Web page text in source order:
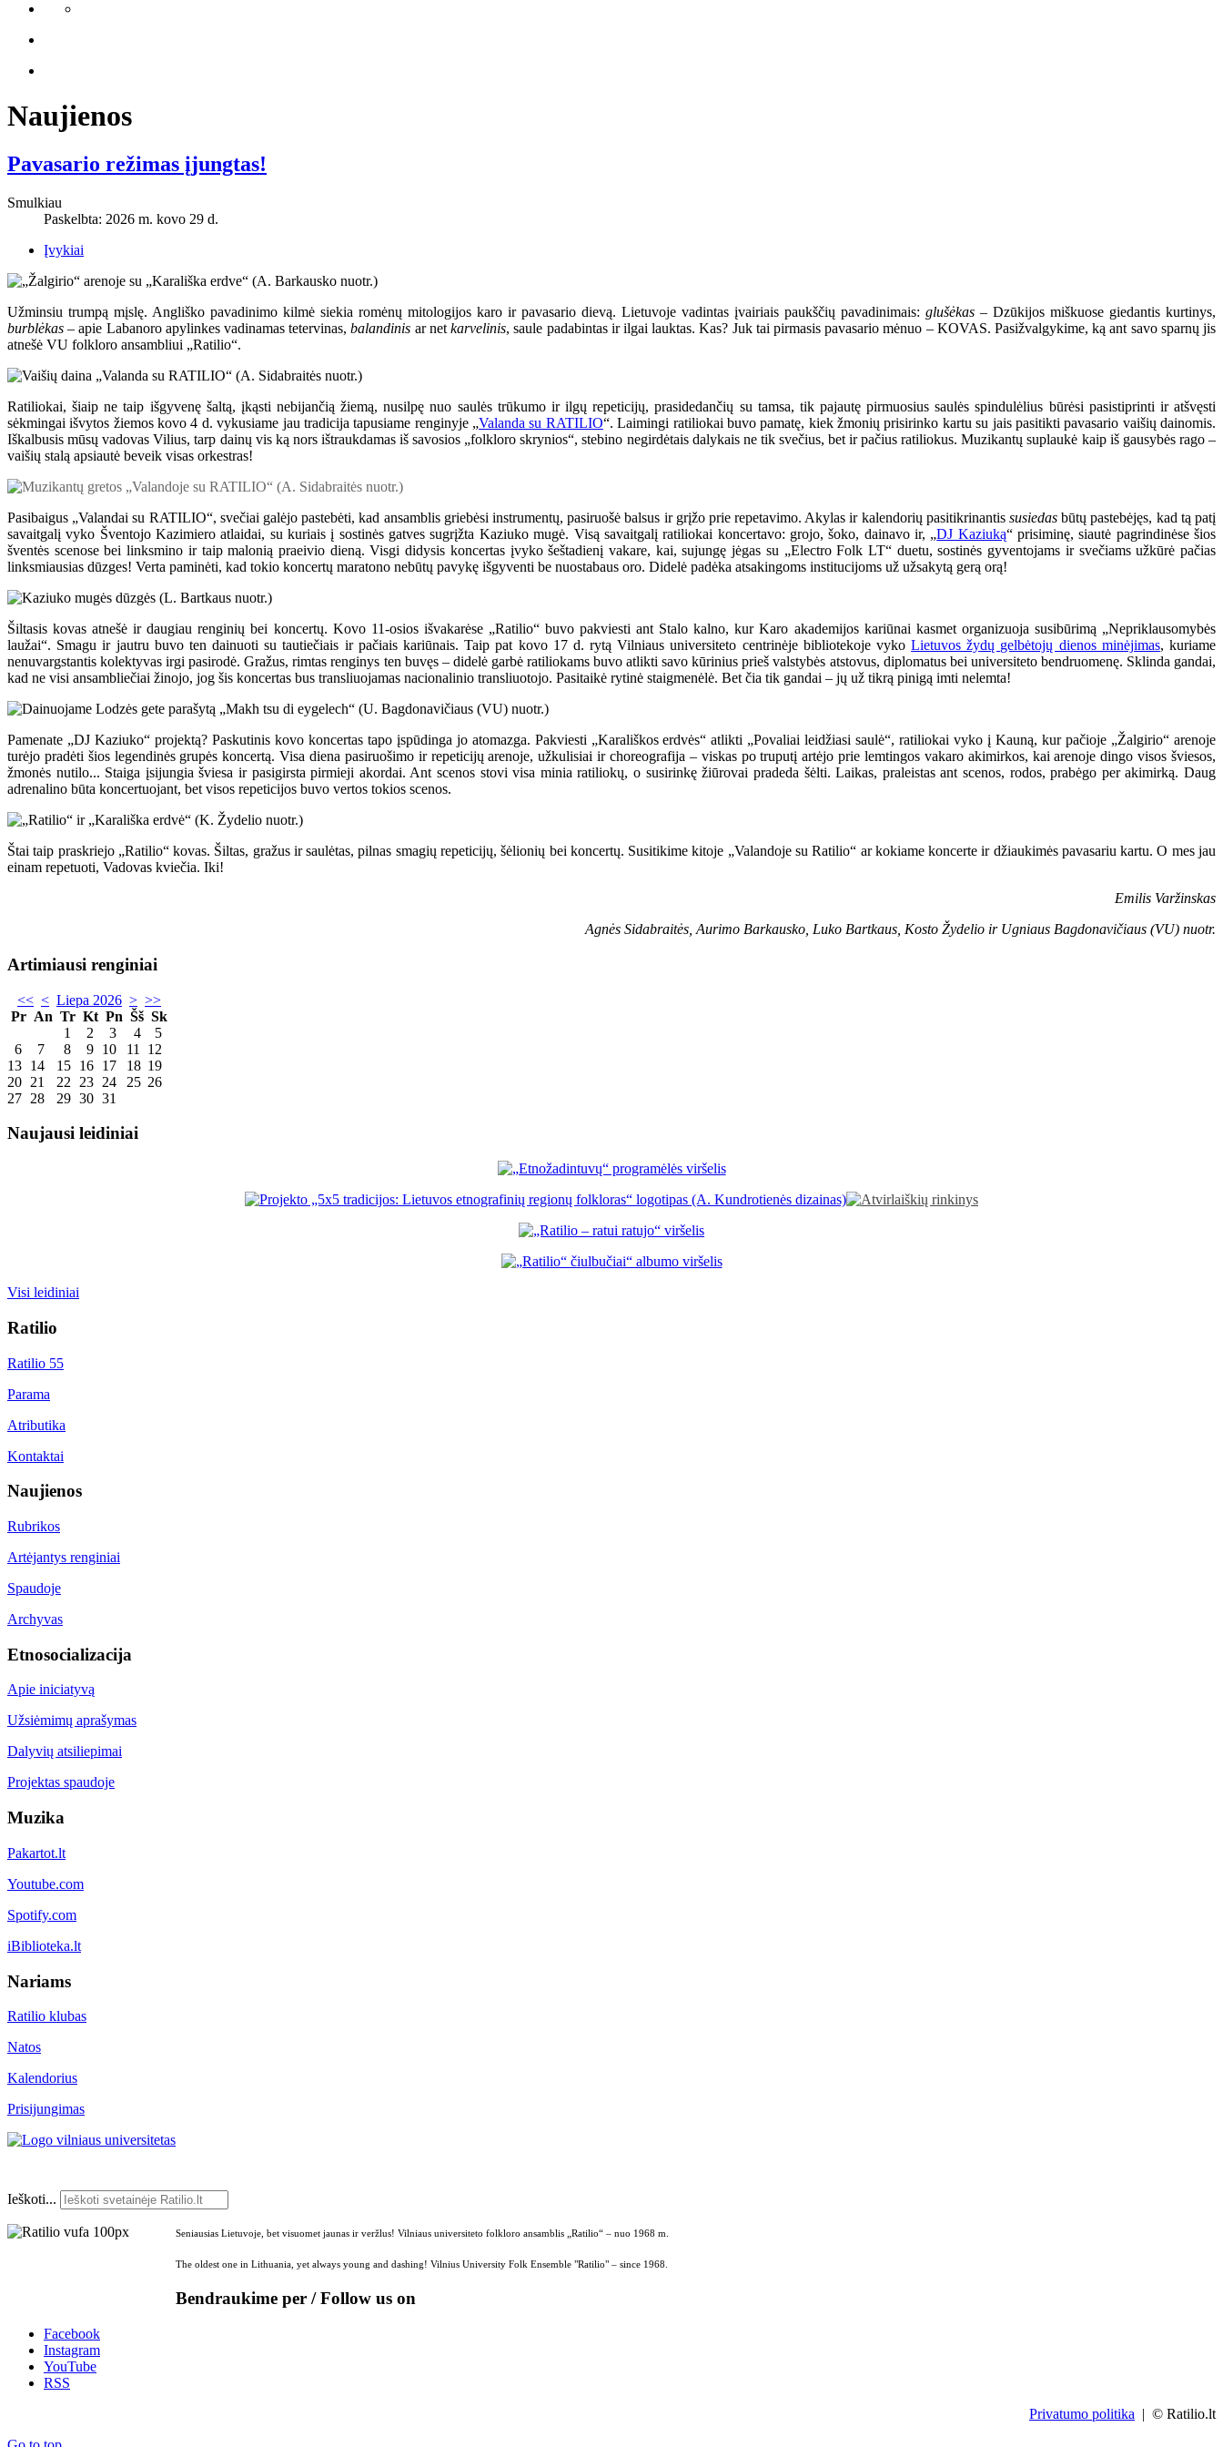
Naujienos
Pavasario režimas įjungtas!
Smulkiau
Paskelbta: 2026 m. kovo 29 d.
Įvykiai
Užminsiu trumpą mįslę. Angliško pavadinimo kilmė siekia romėnų mitologijos karo ir pavasario dievą. Lietuvoje vadintas įvairiais paukščių pavadinimais: glušėkas – Dzūkijos miškuose giedantis kurtinys,
burblėkas– apie Labanoro apylinkes vadinamas tetervinas,balandinis ar netkarvelinis, saule padabintas ir ilgai lauktas. Kas? Juk tai pirmasis pavasario mėnuo – KOVAS. Pasižvalgykime, ką ant savo sparnų jis
atnešė VU folkloro ansambliui „Ratilio“.
Ratiliokai, šiaip ne taip išgyvenę šaltą, įkąsti nebijančią žiemą, nusilpę nuo saulės trūkumo ir ilgų repeticijų, prasidedančių su tamsa, tik pajautę pirmuosius saulės spindulėlius būrėsi pasistiprinti ir atšvęsti
sėkmingai išvytos žiemos kovo 4 d. vykusiame jau tradicija tapusiame renginyje „Valanda su RATILIO“. Laimingi ratiliokai buvo pamatę, kiek žmonių prisirinko kartu su jais pasitikti pavasario vaišių dainomis.
Iškalbusis mūsų vadovas Vilius, tarp dainų vis ką nors ištraukdamas iš savosios „folkloro skrynios“, stebino negirdėtais dalykais ne tik svečius, bet ir pačius ratiliokus. Muzikantų suplaukė kaip iš gausybės rago –
vaišių stalą apsiautė beveik visas orkestras!
Pasibaigus „Valandai su RATILIO“, svečiai galėjo pastebėti, kad ansamblis griebėsi instrumentų, pasiruošė balsus ir grįžo prie repetavimo. Akylas ir kalendorių pasitikrinantissusiedasbūtų pastebėjęs, kad tą patį
savaitgalį vyko Šventojo Kazimiero atlaidai, su kuriais į sostinės gatves sugrįžta Kaziuko mugė. Visą savaitgalį ratiliokai koncertavo: grojo, šoko, dainavo ir, „DJ Kaziuką“ prisiminę, siautė pagrindinėse šios
šventės scenose bei linksmino ir taip malonią praeivio dieną. Visgi didysis koncertas įvyko šeštadienį vakare, kai, sujungę jėgas su „Electro Folk LT“ duetu, sostinės gyventojams ir svečiams užkūrė pačias
linksmiausias dūzges! Verta paminėti, kad tokio koncertų maratono nebūtų pavykę išgyventi be nuostabaus oro. Didelė padėka atsakingoms institucijoms už užsakytą gerą orą!
Šiltasis kovas atnešė ir daugiau renginių bei koncertų. Kovo 11-osios išvakarėse „Ratilio“ buvo pakviesti ant Stalo kalno, kur Karo akademijos kariūnai kasmet organizuoja susibūrimą „Nepriklausomybės
laužai“. Smagu ir jautru buvo ten dainuoti su tautiečiais ir pačiais kariūnais. Taip pat kovo 17 d. rytą Vilniaus universiteto centrinėje bibliotekoje vykoLietuvos žydų gelbėtojų dienos minėjimas, kuriame
nenuvargstantis kolektyvas irgi pasirodė. Gražus, rimtas renginys ten buvęs – didelė garbė ratiliokams buvo atlikti savo kūrinius prieš valstybės atstovus, diplomatus bei universiteto bendruomenę. Sklinda gandai,
kad ne visi ansambliečiai žinojo, jog šis koncertas bus transliuojamas nacionalinio transliuotojo. Pasitaikė rytinė staigmenėlė. Bet čia tik gandai – jų už tikrą pinigą imti nelemta!
Pamenate „DJ Kaziuko“ projektą? Paskutinis kovo koncertas tapo įspūdinga jo atomazga. Pakviesti „Karališkos erdvės“ atlikti „Povaliai leidžiasi saulė“, ratiliokai vyko į Kauną, kur pačioje „Žalgirio“ arenoje
turėjo pradėti šios legendinės grupės koncertą. Visa diena pasiruošimo ir repeticijų arenoje, užkulisiai ir choreografija – viskas po truputį artėjo prie lemtingos vakaro akimirkos, kai arenoje dingo visos šviesos,
žmonės nutilo... Staiga įsijungia šviesa ir pasigirsta pirmieji akordai. Ant scenos stovi visa minia ratiliokų, o susirinkę žiūrovai pradeda šėlti. Laikas, praleistas ant scenos, rodos, prabėgo per akimirką. Daug
adrenalino būta koncertuojant, bet visos repeticijos buvo vertos tokios scenos.
Štai taip praskriejo „Ratilio“ kovas. Šiltas, gražus ir saulėtas, pilnas smagių repeticijų, šėlionių bei koncertų. Susitikime kitoje „Valandoje su Ratilio“ ar kokiame koncerte ir džiaukimės pavasariu kartu. O mes jau
einam repetuoti, Vadovas kviečia. Iki!
Emilis Varžinskas
Agnės Sidabraitės, Aurimo Barkausko, Luko Bartkaus, Kosto Žydelio ir Ugniaus Bagdonavičiaus (VU) nuotr.
Artimiausi renginiai
<< < Liepa 2026 > >>
Pr An Tr Kt Pn Šš Sk
1
2 3 4
5
6
7 8 9 10 11
12
13 14 15 16 17 18 19
20 21 22 23 24 25 26
27 28 29 30 31
Naujausi leidiniai
Visi leidiniai
Ratilio
Ratilio 55
Parama
Atributika
Kontaktai
Naujienos
Rubrikos
Artėjantys renginiai
Spaudoje
Archyvas
Etnosocializacija
Apie iniciatyvą
Užsiėmimų aprašymas
Dalyvių atsiliepimai
Projektas spaudoje
Muzika
Pakartot.lt
Youtube.com
Spotify.com
iBiblioteka.lt
Nariams
Ratilio klubas
Natos
Kalendorius
Prisijungimas
Ieškoti...
Seniausias Lietuvoje, bet visuomet jaunas ir veržlus! Vilniaus universiteto folkloro ansamblis „Ratilio“ – nuo 1968 m.
The oldest one in Lithuania, yet always young and dashing! Vilnius University Folk Ensemble "Ratilio" – since 1968.
Bendraukime per / Follow us on
Facebook
Instagram
YouTube
RSS
Privatumo politika | © Ratilio.lt